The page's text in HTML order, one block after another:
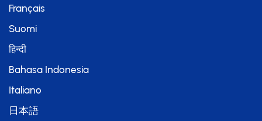
Français
Suomi
हिन्दी
Bahasa Indonesia
Italiano
日本語